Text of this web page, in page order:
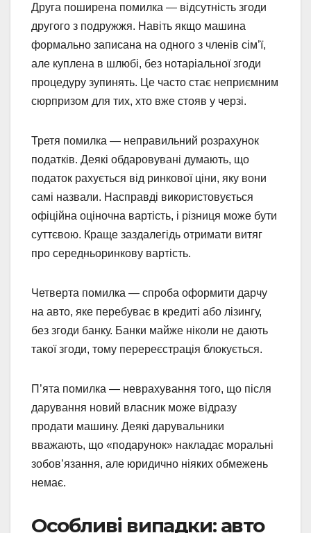
Друга поширена помилка — відсутність згоди
другого з подружжя. Навіть якщо машина
формально записана на одного з членів сім’ї,
але куплена в шлюбі, без нотаріальної згоди
процедуру зупинять. Це часто стає неприємним
сюрпризом для тих, хто вже стояв у черзі.
Третя помилка — неправильний розрахунок
податків. Деякі обдаровувані думають, що
податок рахується від ринкової ціни, яку вони
самі назвали. Насправді використовується
офіційна оціночна вартість, і різниця може бути
суттєвою. Краще заздалегідь отримати витяг
про середньоринкову вартість.
Четверта помилка — спроба оформити дарчу
на авто, яке перебуває в кредиті або лізингу,
без згоди банку. Банки майже ніколи не дають
такої згоди, тому перереєстрація блокується.
П’ята помилка — неврахування того, що після
дарування новий власник може відразу
продати машину. Деякі дарувальники
вважають, що «подарунок» накладає моральні
зобов’язання, але юридично ніяких обмежень
немає.
Особливі випадки: авто